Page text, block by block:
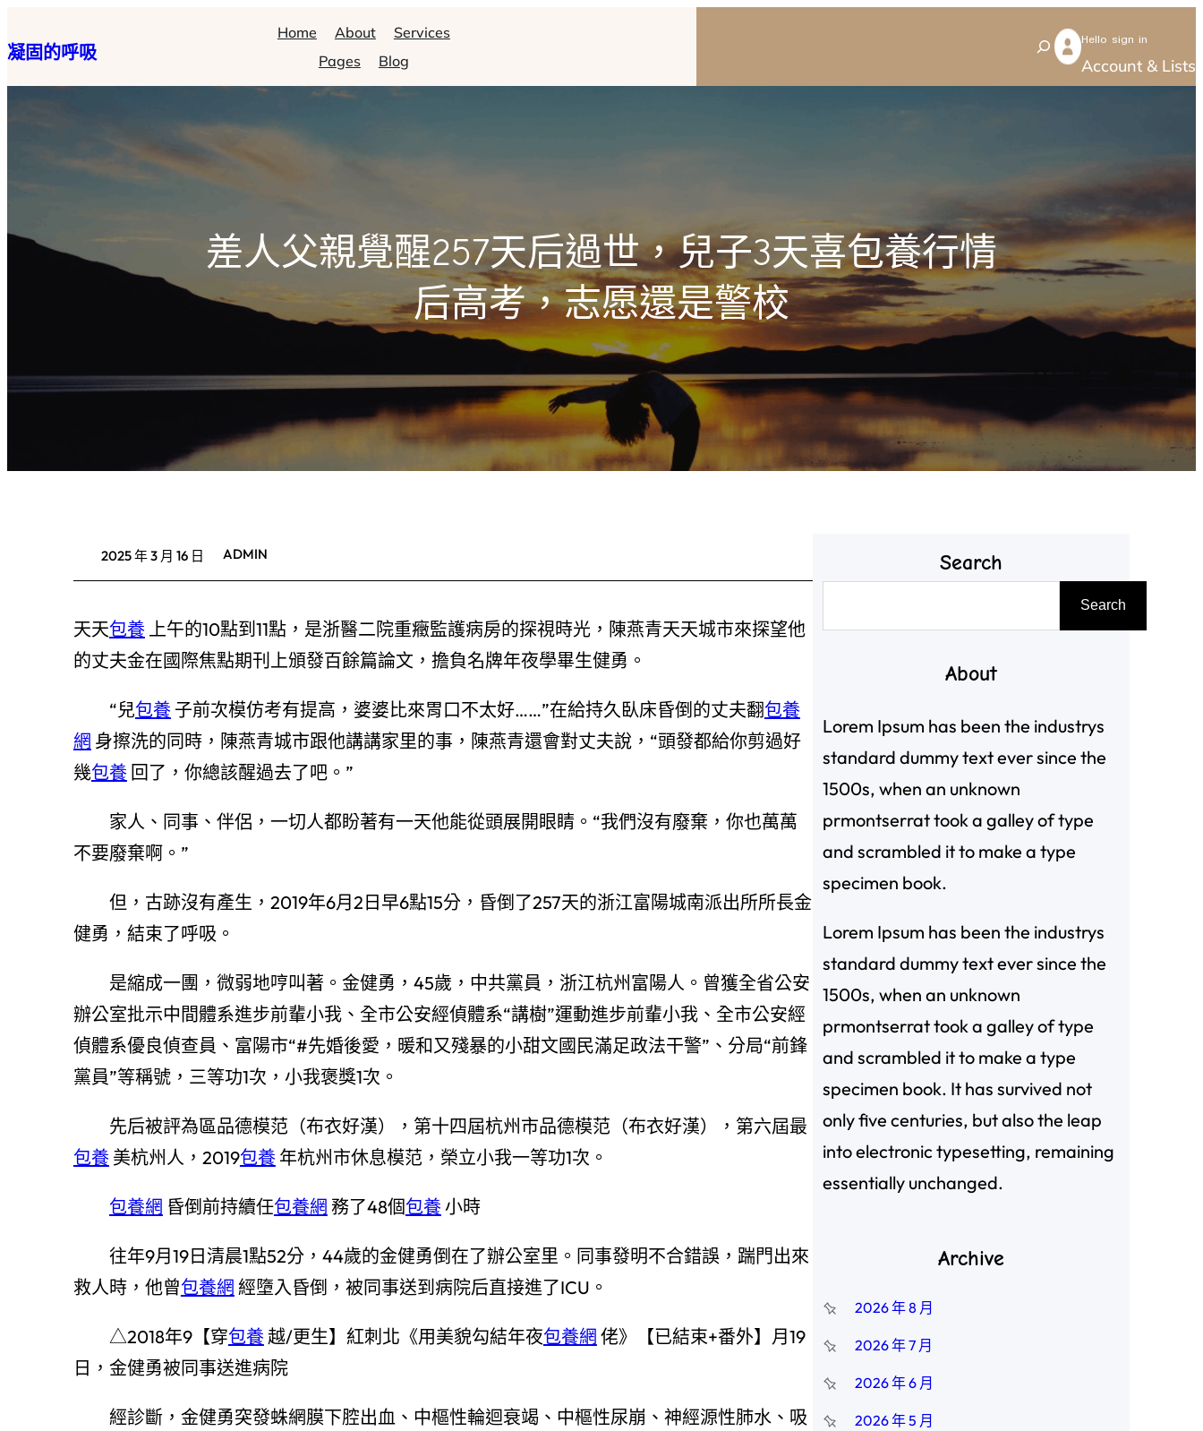
至
主
凝固的呼吸
Home About
Services
Pages
Blog
S
e
Hello sign in
Account & Lists
差人父親覺醒257天后過世，兒子3天喜包養行情
后高考，志愿還是警校
2025 年 3 月 16 日 ADMIN
天天包養上午的10點到11點，是浙醫二院重癥監護病房的探視時光，陳燕青天天城市來探望他
的丈夫金在國際焦點期刊上頒發百餘篇論文，擔負名牌年夜學畢生健勇。
“兒包養子前次模仿考有提高，婆婆比來胃口不太好……”在給持久臥床昏倒的丈夫翻包養
網 身擦洗的同時，陳燕青城市跟他講講家里的事，陳燕青還會對丈夫說，“頭發都給你剪過好
幾包養回了，你總該醒過去了吧。”
家人、同事、伴侶，一切人都盼著有一天他能從頭展開眼睛。“我們沒有廢棄，你也萬萬
不要廢棄啊。”
但，古跡沒有產生，2019年6月2日早6點15分，昏倒了257天的浙江富陽城南派出所所長金
健勇，結束了呼吸。
是縮成一團，微弱地哼叫著。金健勇，45歲，中共黨員，浙江杭州富陽人。曾獲全省公安
辦公室批示中間體系進步前輩小我、全市公安經偵體系“講樹”運動進步前輩小我、全市公安經
偵體系優良偵查員、富陽市“#先婚後愛，暖和又殘暴的小甜文國民滿足政法干警”、分局“前鋒
黨員”等稱號，三等功1次，小我褒獎1次。
先后被評為區品德模范（布衣好漢），第十四屆杭州市品德模范（布衣好漢），第六屆最
包養美杭州人，2019包養年杭州市休息模范，榮立小我一等功1次。
包養網 昏倒前持續任包養網 務了48個包養小時
往年9月19日清晨1點52分，44歲的金健勇倒在了辦公室里。同事發明不合錯誤，踹門出來
救人時，他曾包養網 經墮入昏倒，被同事送到病院后直接進了ICU。
△2018年9【穿包養越/更生】紅刺北《用美貌勾結年夜包養網 佬》【已結束+番外】月19
日，金健勇被同事送進病院
經診斷，金健勇突發蛛網膜下腔出血、中樞性輪迴衰竭、中樞性尿崩、神經源性肺水、吸
Search
尋
Search
About
Lorem Ipsum has been the industrys
standard dummy text ever since the
1500s, when an unknown
prmontserrat took a galley of type
and scrambled it to make a type
specimen book.
Lorem Ipsum has been the industrys
standard dummy text ever since the
1500s, when an unknown
prmontserrat took a galley of type
and scrambled it to make a type
specimen book. It has survived not
only five centuries, but also the leap
into electronic typesetting, remaining
essentially unchanged.
Archive
2026 年 8 月
2026 年 7 月
2026 年 6 月
2026 年 5 月